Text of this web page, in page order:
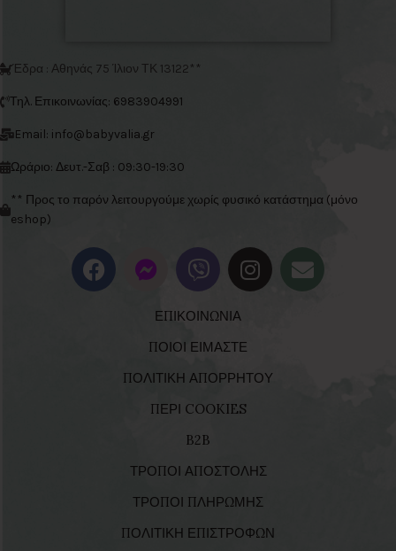
Έδρα : Αθηνάς 75 Ίλιον ΤΚ 13122**
Τηλ. Επικοινωνίας: 6983904991
Email: info@babyvalia.gr
Ωράριο: Δευτ.-Σαβ : 09:30-19:30
** Προς το παρόν λειτουργούμε χωρίς φυσικό κατάστημα (μόνο
eshop)
ΕΠΙΚΟΙΝΩΝΙΑ
ΠΟΙΟΙ ΕΙΜΑΣΤΕ
ΠΟΛΙΤΙΚΗ ΑΠΟΡΡΗΤΟΥ
ΠΕΡΙ COOKIES
B2B
ΤΡΟΠΟΙ ΑΠΟΣΤΟΛΗΣ
ΤΡΟΠΟΙ ΠΛΗΡΩΜΗΣ
ΠΟΛΙΤΙΚΗ ΕΠΙΣΤΡΟΦΩΝ